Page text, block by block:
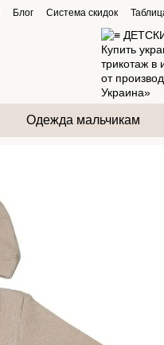
Блог Система скидок
Одежда мальчикам